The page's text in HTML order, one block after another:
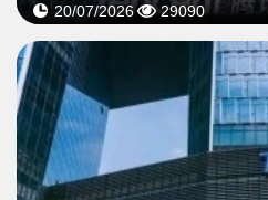
20/07/2026 29090